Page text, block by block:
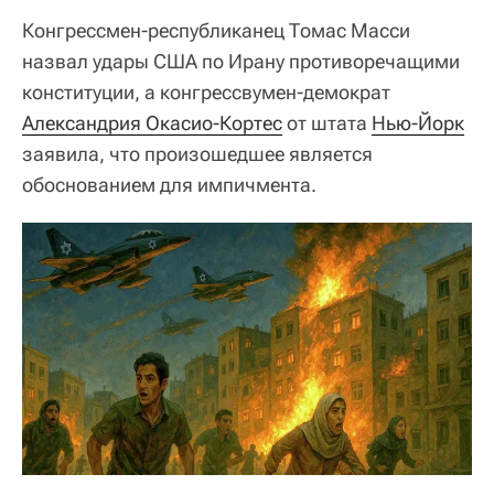
Конгрессмен-республиканец Томас Масси
назвал удары США по Ирану противоречащими
конституции, а конгрессвумен-демократ
Александрия Окасио-Кортесот штата Нью-Йорк
заявила, что произошедшее является
обоснованием для импичмента.